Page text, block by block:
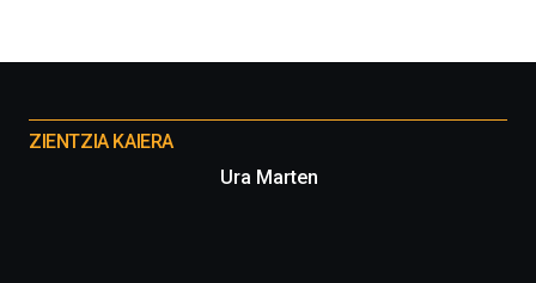
proyectos
ZIENTZIA KAIERA
Ura Marten